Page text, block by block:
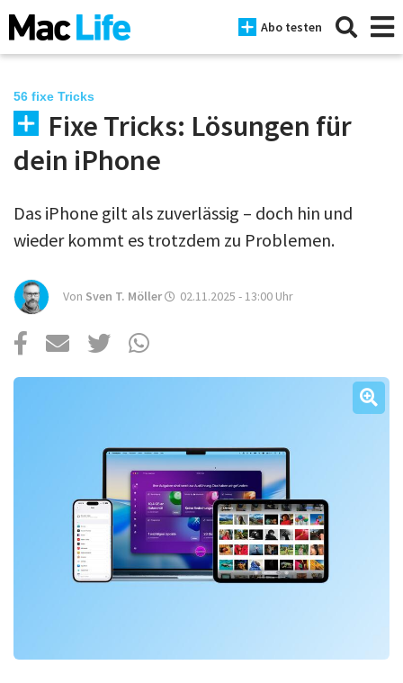
Abo testen
News
Mac
Tests
Tipps
Anmelden
56 fixe Tricks
Fixe Tricks: Lösungen für
dein iPhone
Das iPhone gilt als zuverlässig – doch hin und
wieder kommt es trotzdem zu Problemen.
Von Sven T. Möller 02.11.2025 - 13:00 Uhr